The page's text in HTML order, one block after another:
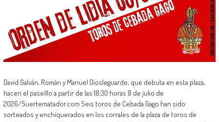
David Galván, Román y Manuel Diosleguarde, que debuta en esta plaza,
hacen el paseíllo a partir de las 18:30 horas 8 de julio de
2026/Suertematador.com Seis toros de Cebada Gago han sido
sorteados y enchiquerados en los corrales de la plaza de toros de